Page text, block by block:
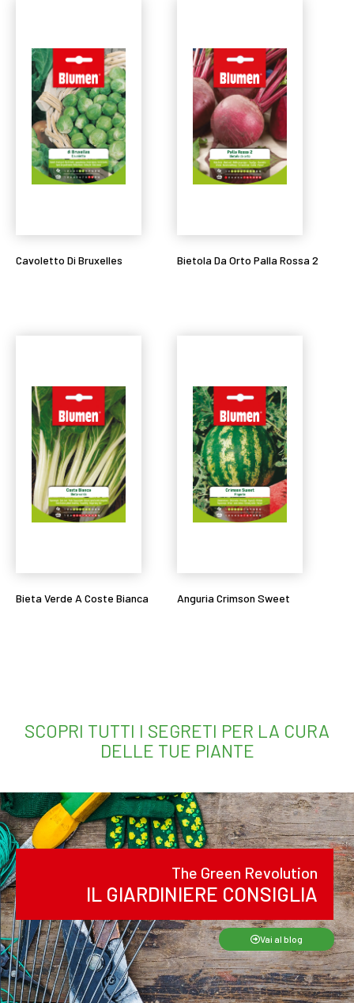
Cavoletto Di Bruxelles Bietola Da Orto Palla Rossa 2
Bieta Verde A Coste Bianca Anguria Crimson Sweet
SCOPRI TUTTI I SEGRETI PER LA CURA
DELLE TUE PIANTE
The Green Revolution
IL GIARDINIERE CONSIGLIA
Vai al blog